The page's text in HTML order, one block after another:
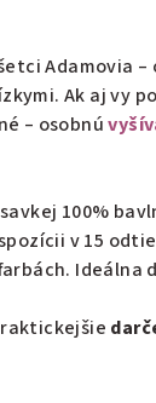
Adamovia
Ak aj vy
– osobnú
100%
v 15
Ideálna